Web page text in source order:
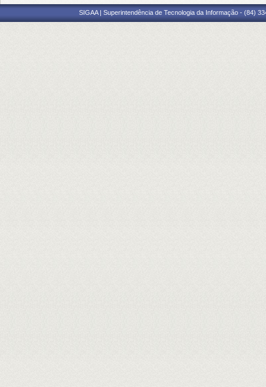
SIGAA | Superintendência de Tecnologia da Informação - (84)